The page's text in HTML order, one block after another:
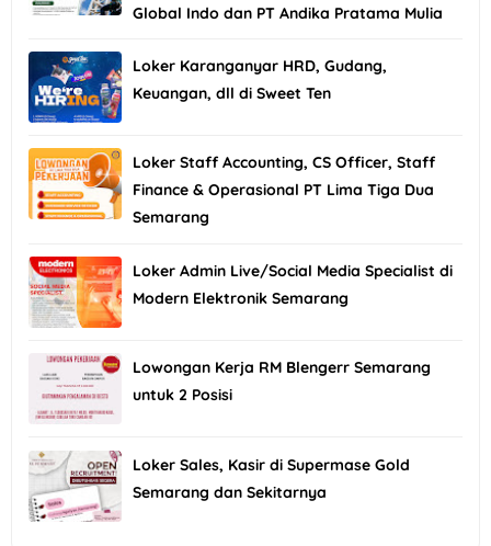
Global Indo dan PT Andika Pratama Mulia
Loker Karanganyar HRD, Gudang,
Keuangan, dll di Sweet Ten
Loker Staff Accounting, CS Officer, Staff
Finance & Operasional PT Lima Tiga Dua
Semarang
Loker Admin Live/Social Media Specialist di
Modern Elektronik Semarang
Lowongan Kerja RM Blengerr Semarang
untuk 2 Posisi
Loker Sales, Kasir di Supermase Gold
Semarang dan Sekitarnya